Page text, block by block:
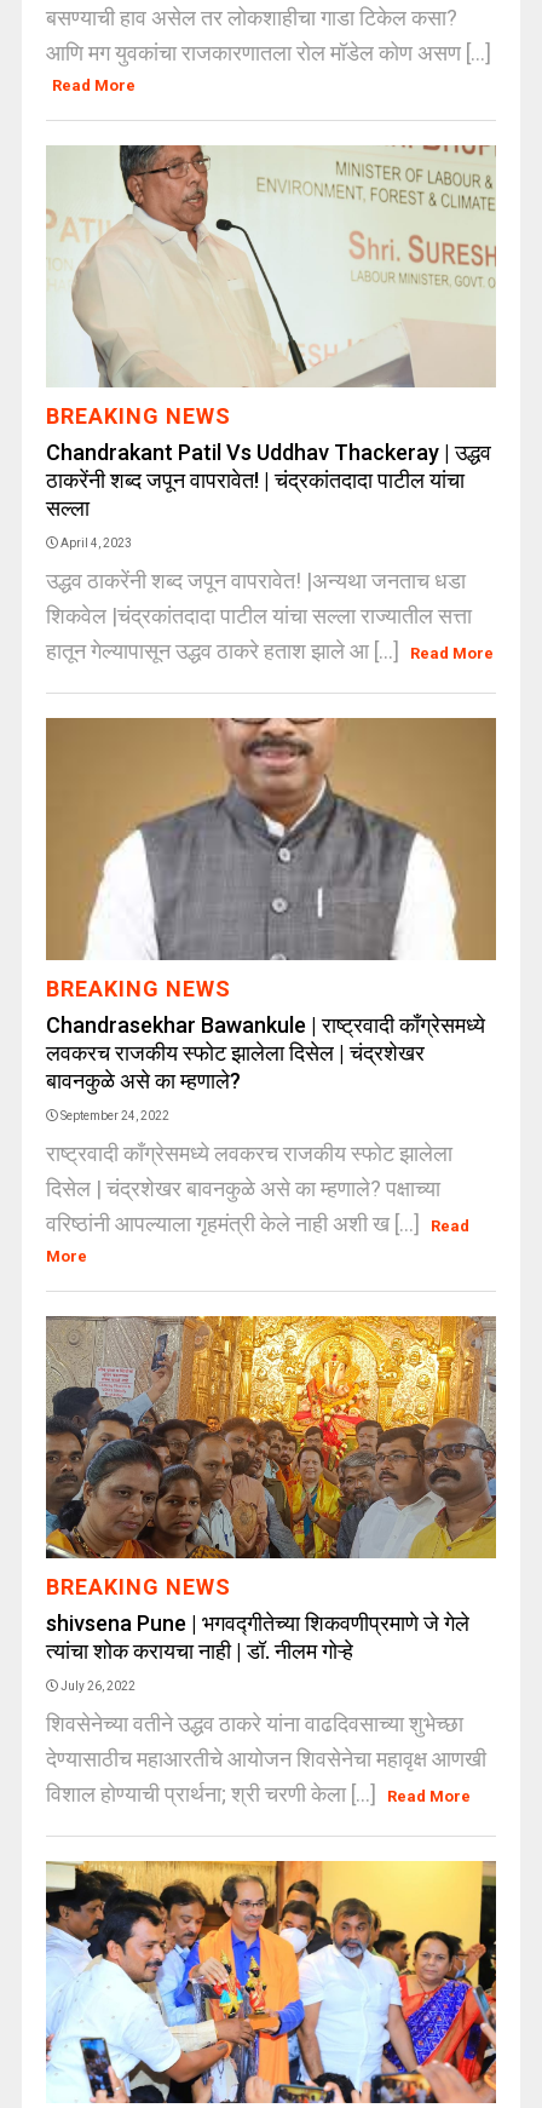
बसण्याची हाव असेल तर लोकशाहीचा गाडा टिकेल कसा?
आणि मग युवकांचा राजकारणातला रोल मॉडेल कोण असण [...]
Read More
BREAKING NEWS
Chandrakant Patil Vs Uddhav Thackeray | उद्धव
ठाकरेंनी शब्द जपून वापरावेत! | चंद्रकांतदादा पाटील यांचा
सल्ला
April 4, 2023
उद्धव ठाकरेंनी शब्द जपून वापरावेत! |अन्यथा जनताच धडा
शिकवेल |चंद्रकांतदादा पाटील यांचा सल्ला राज्यातील सत्ता
हातून गेल्यापासून उद्धव ठाकरे हताश झाले आ [...]
Read More
BREAKING NEWS
Chandrasekhar Bawankule | राष्ट्रवादी काँग्रेसमध्ये
लवकरच राजकीय स्फोट झालेला दिसेल | चंद्रशेखर
बावनकुळे असे का म्हणाले?
September 24, 2022
राष्ट्रवादी काँग्रेसमध्ये लवकरच राजकीय स्फोट झालेला
दिसेल | चंद्रशेखर बावनकुळे असे का म्हणाले? पक्षाच्या
वरिष्ठांनी आपल्याला गृहमंत्री केले नाही अशी ख [...]
Read
More
BREAKING NEWS
shivsena Pune | भगवद्गीतेच्या शिकवणीप्रमाणे जे गेले
त्यांचा शोक करायचा नाही | डॉ. नीलम गोऱ्हे
July 26, 2022
शिवसेनेच्या वतीने उद्धव ठाकरे यांना वाढदिवसाच्या शुभेच्छा
देण्यासाठीच महाआरतीचे आयोजन शिवसेनेचा महावृक्ष आणखी
विशाल होण्याची प्रार्थना; श्री चरणी केला [...]
Read More